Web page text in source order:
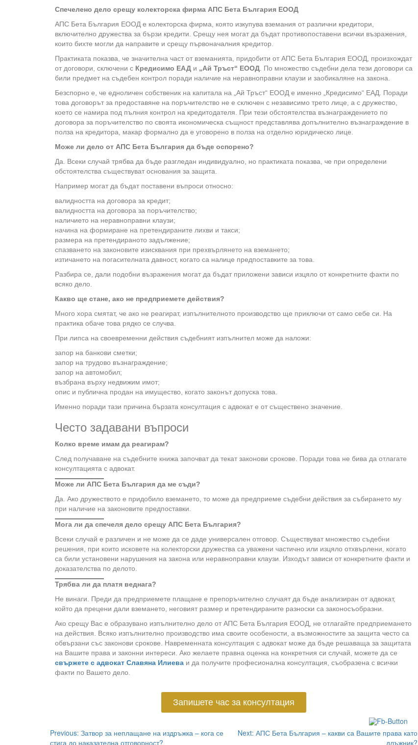
Спечелено дело срещу колекторска фирма АПС Бета България ЕООД
АПС Бета България ЕООД е колекторска фирма, която изкупува вземания от различни кредитори,
включително дружества за бързи кредити. Срещу нея могат да бъдат противопоставени всички възражения,
които бихте могли да направите и срещу първоначалния кредитор.
Практиката показва, че значителна част от вземанията, придобити от АПС Бета България ЕООД, произхождат
от договори, сключени с Кредисимо ЕАД и „Ай Тръст“ ЕООД . По множество съдебни дела тези договори са
били предмет на съдебен контрол поради наличие на неравноправни клаузи и заобикаляне на закона.
Безспорно е, че едноличен собственик на капитала на „Ай Тръст“ ЕООД е именно „Кредисимо“ ЕАД. Поради
това договорът за предоставяне на поръчителство не е сключен с независимо трето лице, а с дружество,
което се намира под пълния контрол на кредитодателя. При тези обстоятелства възнаграждението по
договора за поръчителство по своята икономическа същност представлява допълнително възнаграждение в
полза на кредитора, макар формално да е уговорено в полза на отделно юридическо лице.
Може ли дело от АПС Бета България да бъде оспорено?
Да. Всеки случай трябва да бъде разгледан индивидуално, но практиката показва, че при определени
обстоятелства съществуват основания за защита.
Например могат да бъдат поставени въпроси относно:
валидността на договора за кредит;
валидността на договора за поръчителство;
наличието на неравноправни клаузи;
начина на формиране на претендираните лихви и такси;
размера на претендираното задължение;
спазването на законовите изисквания при прехвърлянето на вземането;
изтичането на погасителната давност, когато са налице предпоставките за това.
Разбира се, дали подобни възражения могат да бъдат приложени зависи изцяло от конкретните факти по
всяко дело.
Какво ще стане, ако не предприемете действия?
Много хора смятат, че ако не реагират, изпълнителното производство ще приключи от само себе си. На
практика обаче това рядко се случва.
При липса на своевременни действия съдебният изпълнител може да наложи:
запор на банкови сметки;
запор на трудово възнаграждение;
запор на автомобил;
възбрана върху недвижим имот;
опис и публична продан на имущество, когато законът допуска това.
Именно поради тази причина бързата консултация с адвокат е от съществено значение.
Често задавани въпроси
Колко време имам да реагирам?
След получаване на съдебните книжа започват да текат законови срокове. Поради това не бива да отлагате
консултацията с адвокат.
Може ли АПС Бета България да ме съди?
Да. Ако дружеството е придобило вземането, то може да предприеме съдебни действия за събирането му
при наличие на законовите предпоставки.
Мога ли да спечеля дело срещу АПС Бета България?
Всеки случай е различен и не може да се даде универсален отговор. Съществуват множество съдебни
решения, при които исковете на колекторски дружества са уважени частично или изцяло отхвърлени, когато
са били установени нарушения на закона или неравноправни клаузи. Изходът зависи от конкретните факти и
доказателства по делото.
Трябва ли да платя веднага?
Не винаги. Преди да предприемете плащане е препоръчително случаят да бъде анализиран от адвокат,
който да прецени дали вземането, неговият размер и претендираните разноски са законосъобразни.
Ако срещу Вас е образувано изпълнително дело от АПС Бета България ЕООД, не отлагайте предприемането
на действия. Всяко изпълнително производство има своите особености, а възможностите за защита често са
обвързани със законови срокове. Навременната консултация с адвокат може да бъде решаваща за защитата
на Вашите права и законни интереси. Ако желаете правна оценка на конкретния си случай, можете да се
свържете с адвокат Славяна Илиева и да получите професионална консултация, съобразена с всички
факти по Вашето дело.
Запишете час за консултация
Previous: Затвор за неплащане на издръжка – кога се
стига до наказателна отговорност?
Next: АПС Бета България – какви са Вашите права като
длъжник?